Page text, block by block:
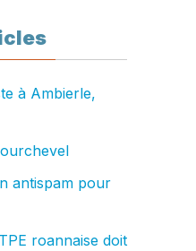
à Ambierle,
antispam pour
roannaise doit